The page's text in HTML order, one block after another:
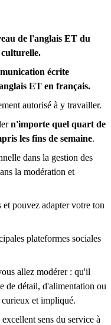
de l'anglais ET du
culturelle.
écrite
ET en français.
autorisé à y travailler.
n'importe quel quart de
les fins de semaine.
dans la gestion des
la modération et
pouvez adapter votre ton
plateformes sociales
allez modérer : qu'il
de détail, d'alimentation ou
et impliqué.
sens du service à